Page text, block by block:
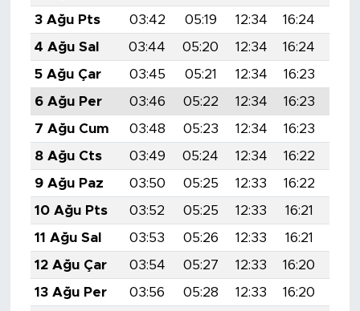
3 Ağu Pts
03:42 05:19 12:34 16:24
4 Ağu Sal
03:44 05:20 12:34 16:24
5 Ağu Çar
03:45 05:21 12:34 16:23
6 Ağu Per
03:46 05:22 12:34 16:23
7 Ağu Cum
03:48 05:23 12:34 16:23
8 Ağu Cts
03:49 05:24 12:34 16:22
9 Ağu Paz
03:50 05:25 12:33 16:22
10 Ağu Pts
03:52 05:25 12:33 16:21
11 Ağu Sal
03:53 05:26 12:33 16:21
12 Ağu Çar
03:54 05:27 12:33 16:20
13 Ağu Per
03:56 05:28 12:33 16:20